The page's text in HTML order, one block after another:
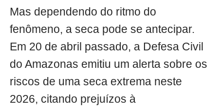
Mas dependendo do ritmo do
fenômeno, a seca pode se antecipar.
Em 20 de abril passado, a Defesa Civil
do Amazonas emitiu um alerta sobre os
riscos de uma seca extrema neste
2026, citando prejuízos à